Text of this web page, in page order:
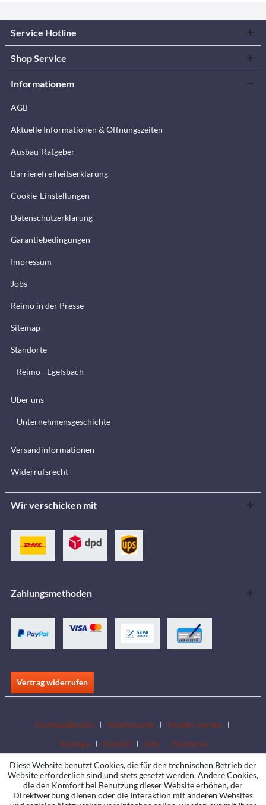
Service Hotline
Shop Service
Informationem
AGB
Aktuelle Informationen & Öffnungszeiten
Ausbau-Ratgeber
Barrierefreiheitserklärung
Cookie-Einstellungen
Datenschutzerklärung
Garantiebedingungen
Impressum
Jobs
Reimo in der Presse
Sitemap
Standorte
Reimo - Egelsbach
Über uns
Unternehmensgeschichte
Versandinformationen
Widerrufsrecht
Wir verschicken mit
Zahlungsmethoden
Vertrag widerrufen
Downloadbereich Händlersuche
Händler werden
Kataloge
Kontakt Jobs Standorte
Diese Website benutzt Cookies, die für den technischen Betrieb der
Website erforderlich sind und stets gesetzt werden. Andere Cookies,
die den Komfort bei Benutzung dieser Website erhöhen, der
Direktwerbung dienen oder die Interaktion mit anderen Websites